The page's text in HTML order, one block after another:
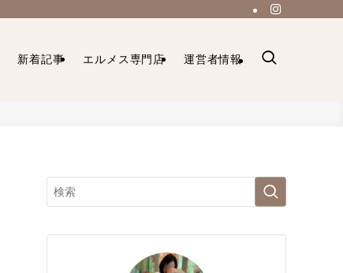
新着記事 エルメス専門店 運営者情報